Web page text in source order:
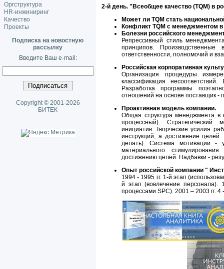
2-й день. "Всеобщее качество (TQM) в
Может ли TQM стать
Конфликт TQM с менеджментом
Болезни российского
Репрессивный стиль
принципов.
ответственности, полномочий и
Российская корпоративная
Организация процедуры
классификация
Разработка программы
отношений на основе поставщик -
Проактивная модель компании.
Общая структура менеджмента в
процессный).
инициатив. Творческие усилия
инструкций, а достижение
делать). Система мотивации -
материального
достижению целей. Надбавки -
Опыт российской компании "
1994 - 1995 гг. 1-й этап
й этап (вовлечение персонала).
процессами SPC). 2001 – 2003 гг.
Оргструктура
HR-инжиниринг
Качество
Проекты
Подписка на новостную
рассылку
Введите Ваш e-mail:
Copyright © 2001-2026
БИТЕК